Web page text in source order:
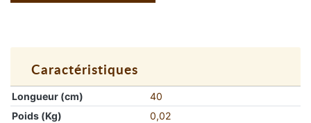
Caractéristiques
Longueur (cm)
40
Poids (Kg)
0,02